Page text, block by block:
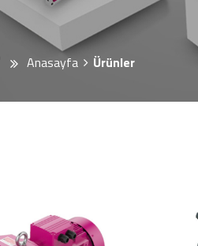
Anasayfa Ürünler